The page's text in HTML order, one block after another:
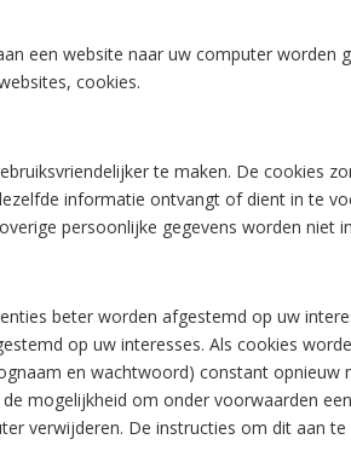
een website naar uw computer worden
cookies.
te maken. De cookies
informatie ontvangt of dient in te
persoonlijke gegevens worden niet
beter worden afgestemd op uw
op uw interesses. Als cookies
en wachtwoord) constant opnieuw
mogelijkheid om onder voorwaarden
verwijderen. De instructies om dit aan